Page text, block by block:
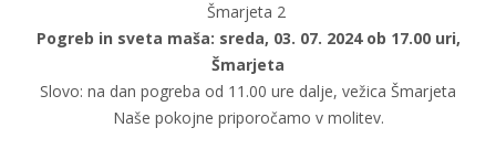
Šmarjeta 2
Pogreb in sveta maša: sreda, 03. 07. 2024 ob 17.00 uri,
Šmarjeta
Slovo: na dan pogreba od 11.00 ure dalje, vežica Šmarjeta
Naše pokojne priporočamo v molitev.